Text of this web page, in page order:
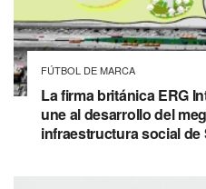
FÚTBOL DE MARCA
La firma británica ERG
une al desarrollo del
infraestructura social